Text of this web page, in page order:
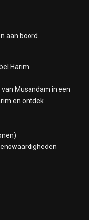
aan boord.
Harim
Musandam in een
en ontdek